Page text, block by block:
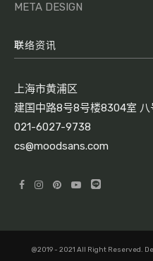
META DESIGN
联络资讯
上海市黄浦区
建国中路8号8号楼8304室 八
021-6027-9738
cs@moodsans.com
@2019 - 2021 All Right Reserved.